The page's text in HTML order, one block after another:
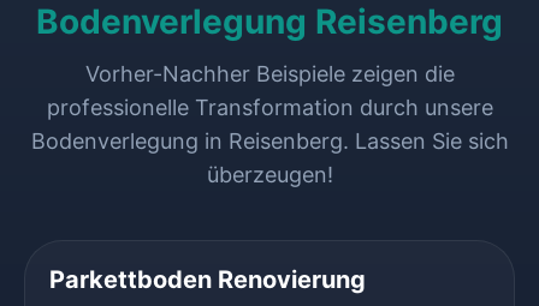
Bodenverlegung Reisenberg
Vorher-Nachher Beispiele zeigen die
professionelle Transformation durch unsere
Bodenverlegung in Reisenberg. Lassen Sie sich
überzeugen!
Parkettboden Renovierung